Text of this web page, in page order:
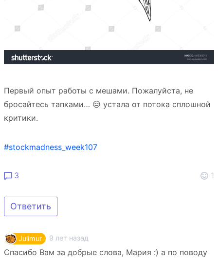
Первый опыт работы с мешами. Пожалуйста, не
бросайтесь тапками… 😔 устала от потока сплошной
критики.
#stockmadness_week107
3 1
Ответить
Julimur 9 лет назад
Спасибо Вам за добрые слова, Мария :) а по поводу